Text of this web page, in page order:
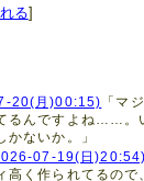
る]
20(月)00:15)
「マ
るんですよね……。
かないか。」
07-19(日)20:54)
高く作られてるので